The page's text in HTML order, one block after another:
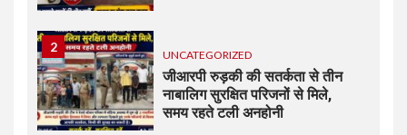
2
UNCATEGORIZED
जीआरपी रुड़की की सतर्कता से तीन
नाबालिग सुरक्षित परिजनों से मिले,
समय रहते टली अनहोनी